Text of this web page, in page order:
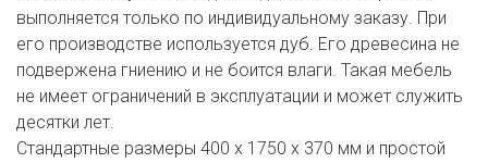
выполняется только по индивидуальному заказу. При
его производстве используется дуб. Его древесина не
подвержена гниению и не боится влаги. Такая мебель
не имеет ограничений в эксплуатации и может служить
десятки лет.
Стандартные размеры 400 x 1750 x 370 мм и простой